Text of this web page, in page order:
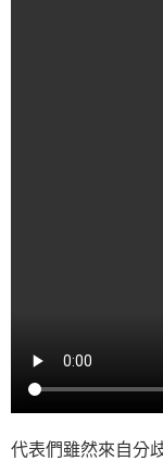
代表們雖然來自分